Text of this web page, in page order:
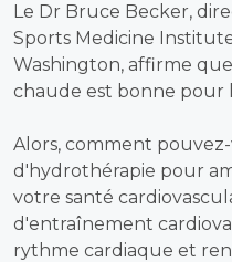
Le Dr Bruce Becker,
Sports Medicine
Washington, affirme
chaude est bonne
Alors, comment
d'hydrothérapie pour
votre santé
d'entraînement
rythme cardiaque et